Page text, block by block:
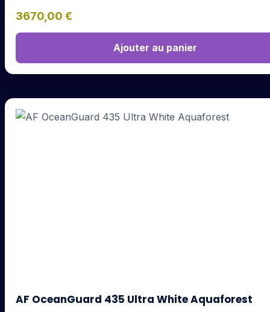
3670,00 €
Ajouter au panier
AF OceanGuard 435 Ultra White Aquaforest